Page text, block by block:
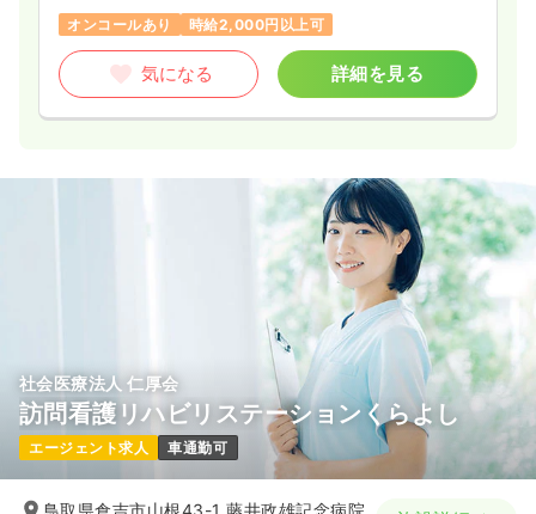
オンコールあり
時給2,000円以上可
気になる 詳細を見る
社会医療法人 仁厚会
訪問看護リハビリステーションくらよし
エージェント求人 車通勤可
鳥取県倉吉市山根43-1 藤井政雄記念病院